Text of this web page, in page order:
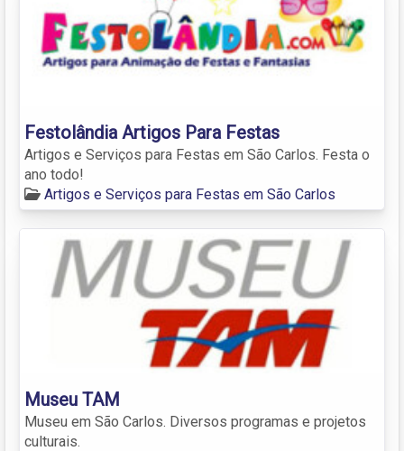
Festolândia Artigos Para Festas
Artigos e Serviços para Festas em São Carlos. Festa o
ano todo!
Artigos e Serviços para Festas em São Carlos
Museu TAM
Museu em São Carlos. Diversos programas e projetos
culturais.